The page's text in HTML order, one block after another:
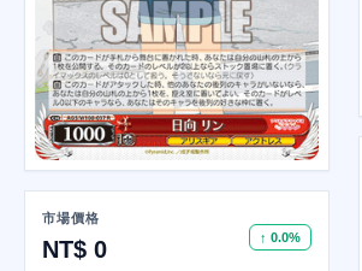
市場價格
NT$ 0 ↑ 0.0%